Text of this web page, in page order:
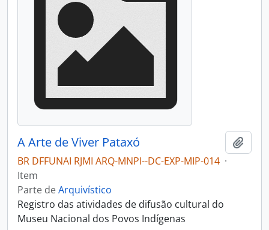
A Arte de Viver Pataxó
BR DFFUNAI RJMI ARQ-MNPI--DC-EXP-MIP-014 ·
Item
Parte deArquivístico
Registro das atividades de difusão cultural do
Museu Nacional dos Povos Indígenas